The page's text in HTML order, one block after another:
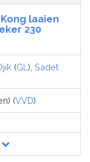
laaien
230
(GL ), Sadet
(VVD)